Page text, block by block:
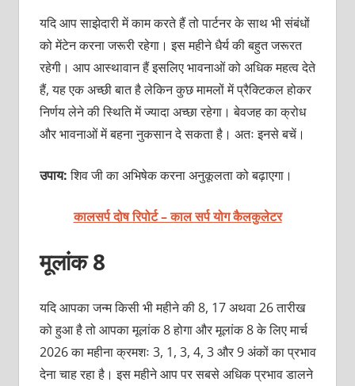
यदि आप साझेदारी में काम करते हैं तो पार्टनर के साथ भी संबंधों
को मेंटेन करना जरूरी रहेगा। इस महीने धैर्य की बहुत जरूरत
रहेगी। आप आस्थावान हैं इसलिए भावनाओं को अधिक महत्व देते
हैं, यह एक अच्छी बात है लेकिन कुछ मामलों में प्रैक्टिकल होकर
निर्णय लेने की स्थिति में ज्यादा अच्छा रहेगा। बेवजह का क्रोध
और भावनाओं में बहना नुकसान दे सकता है। अतः इनसे बचें।
उपाय:शिव जी का अभिषेक करना अनुकूलता को बढ़ाएगा।
कालसर्प दोष रिपोर्ट – काल सर्प योग कैलकुलेटर
मूलांक 8
यदि आपका जन्म किसी भी महीने की 8, 17 अथवा 26 तारीख
को हुआ है तो आपका मूलांक 8 होगा और मूलांक 8 के लिए मार्च
2026 का महीना क्रमशः 3, 1, 3, 4, 3 और 9 अंकों का प्रभाव
देना चाह रहा है। इस महीने आप पर सबसे अधिक प्रभाव डालने